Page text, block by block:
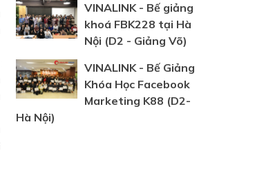
VINALINK - Bế giảng
khoá FBK228 tại Hà
Nội (D2 - Giảng Võ)
VINALINK - Bế Giảng
Khóa Học Facebook
Marketing K88 (D2-
Hà Nội)